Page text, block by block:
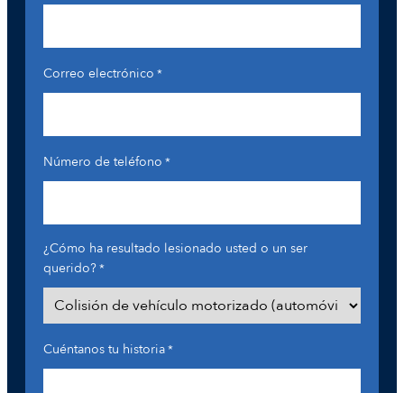
Correo electrónico *
Número de teléfono *
¿Cómo ha resultado lesionado usted o un ser
querido?*
Cuéntanos tu historia*